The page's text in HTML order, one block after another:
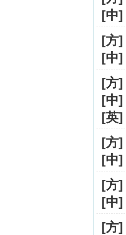
[中]
[方]
[中]
[方]
[中]
[英]
[方]
[中]
[方]
[中]
[方]